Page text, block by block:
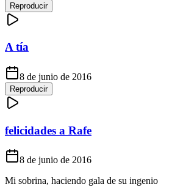
Reproducir
A tía
8 de junio de 2016
Reproducir
felicidades a Rafe
8 de junio de 2016
Mi sobrina, haciendo gala de su ingenio